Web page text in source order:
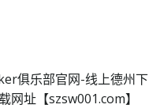
俱乐部官网-线上德州下
址【szsw001.com】